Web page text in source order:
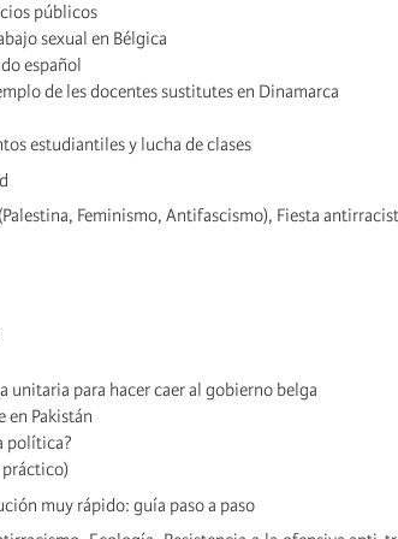
públicos
sexual en Bélgica
español
de les docentes sustitutes en Dinamarca
estudiantiles y lucha de clases
Feminismo, Antifascismo), Fiesta
unitaria para hacer caer al gobierno belga
en Pakistán
política?
práctico)
muy rápido: guía paso a paso